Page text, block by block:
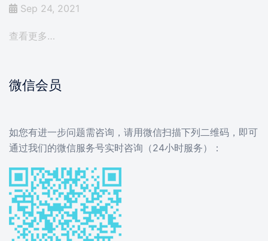
Sep 24, 2021
查看更多…
微信会员
如您有进一步问题需咨询，请用微信扫描下列二维码，即可
通过我们的微信服务号实时咨询（24小时服务）：